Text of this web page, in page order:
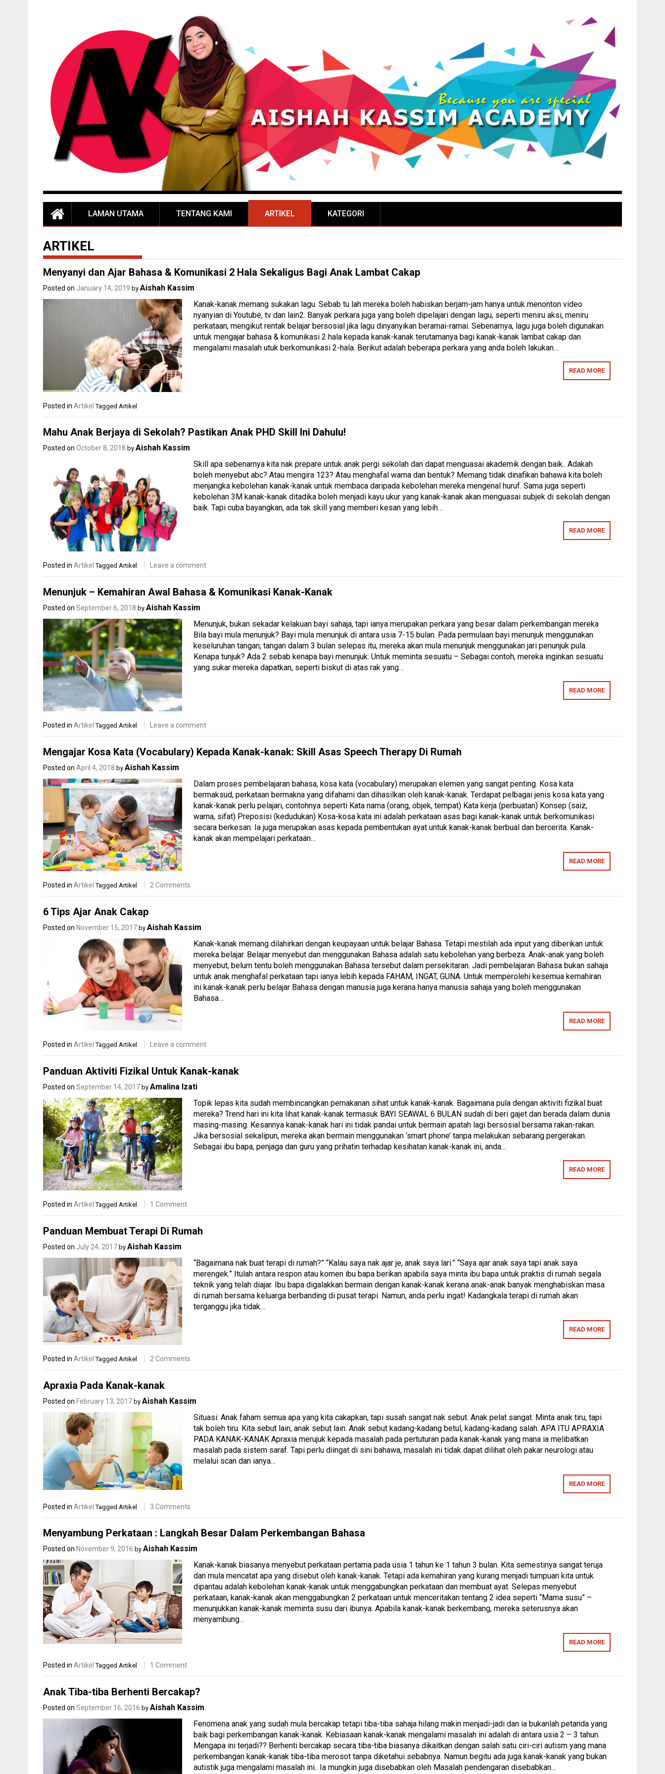
LAMAN UTAMA TENTANG KAMI ARTIKEL KATEGORI
ARTIKEL
Menyanyi dan Ajar Bahasa & Komunikasi 2 Hala Sekaligus Bagi Anak Lambat Cakap
Posted on January 14, 2019 by Aishah Kassim
Kanak-kanak memang sukakan lagu. Sebab tu lah mereka boleh habiskan berjam-jam hanya untuk menonton video
nyanyian di Youtube, tv dan lain2. Banyak perkara juga yang boleh dipelajari dengan lagu, seperti meniru aksi, meniru
perkataan, mengikut rentak belajar bersosial jika lagu dinyanyikan beramai-ramai. Sebenarnya, lagu juga boleh digunakan
untuk mengajar bahasa & komunikasi 2 hala kepada kanak-kanak terutamanya bagi kanak-kanak lambat cakap dan
mengalami masalah utuk berkomunikasi 2-hala. Berikut adalah beberapa perkara yang anda boleh lakukan…
READ MORE
Posted in Artikel Tagged Artikel
Mahu Anak Berjaya di Sekolah? Pastikan Anak PHD Skill Ini Dahulu!
Posted on October 8, 2018 by Aishah Kassim
Skill apa sebenarnya kita nak prepare untuk anak pergi sekolah dan dapat menguasai akademik dengan baik.. Adakah
boleh menyebut abc? Atau mengira 123? Atau menghafal warna dan bentuk? Memang tidak dinafikan bahawa kita boleh
menjangka kebolehan kanak-kanak untuk membaca daripada kebolehan mereka mengenal huruf. Sama juga seperti
kebolehan 3M kanak-kanak ditadika boleh menjadi kayu ukur yang kanak-kanak akan menguasai subjek di sekolah dengan
baik. Tapi cuba bayangkan, ada tak skill yang memberi kesan yang lebih…
READ MORE
Posted in Artikel Tagged Artikel Leave a comment
Menunjuk – Kemahiran Awal Bahasa & Komunikasi Kanak-Kanak
Posted on September 6, 2018 by Aishah Kassim
Menunjuk, bukan sekadar kelakuan bayi sahaja, tapi ianya merupakan perkara yang besar dalam perkembangan mereka
Bila bayi mula menunjuk? Bayi mula menunjuk di antara usia 7-15 bulan. Pada permulaan bayi menunjuk menggunakan
keseluruhan tangan, tangan dalam 3 bulan selepas itu, mereka akan mula menunjuk menggunakan jari penunjuk pula.
Kenapa tunjuk? Ada 2 sebab kenapa bayi menunjuk: Untuk meminta sesuatu – Sebagai contoh, mereka inginkan sesuatu
yang sukar mereka dapatkan, seperti biskut di atas rak yang…
READ MORE
Posted in Artikel Tagged Artikel Leave a comment
Mengajar Kosa Kata (Vocabulary) Kepada Kanak-kanak: Skill Asas Speech Therapy Di Rumah
Posted on April 4, 2018 by Aishah Kassim
Dalam proses pembelajaran bahasa, kosa kata (vocabulary) merupakan elemen yang sangat penting. Kosa kata
bermaksud, perkataan bermakna yang difahami dan dihasilkan oleh kanak-kanak. Terdapat pelbagai jenis kosa kata yang
kanak-kanak perlu pelajari, contohnya seperti Kata nama (orang, objek, tempat) Kata kerja (perbuatan) Konsep (saiz,
warna, sifat) Preposisi (kedudukan) Kosa-kosa kata ini adalah perkataan asas bagi kanak-kanak untuk berkomunikasi
secara berkesan. Ia juga merupakan asas kepada pembentukan ayat untuk kanak-kanak berbual dan bercerita. Kanak-
kanak akan mempelajari perkataan…
READ MORE
Posted in Artikel Tagged Artikel 2 Comments
6 Tips Ajar Anak Cakap
Posted on November 15, 2017 by Aishah Kassim
Kanak-kanak memang dilahirkan dengan keupayaan untuk belajar Bahasa. Tetapi mestilah ada input yang diberikan untuk
mereka belajar. Belajar menyebut dan menggunakan Bahasa adalah satu kebolehan yang berbeza. Anak-anak yang boleh
menyebut, belum tentu boleh menggunakan Bahasa tersebut dalam persekitaran. Jadi pembelajaran Bahasa bukan sahaja
untuk anak menghafal perkataan tapi ianya lebih kepada FAHAM, INGAT, GUNA. Untuk memperolehi kesemua kemahiran
ini kanak-kanak perlu belajar Bahasa dengan manusia juga kerana hanya manusia sahaja yang boleh menggunakan
Bahasa…
READ MORE
Posted in Artikel Tagged Artikel Leave a comment
Panduan Aktiviti Fizikal Untuk Kanak-kanak
Posted on September 14, 2017 by Amalina Izati
Topik lepas kita sudah membincangkan pemakanan sihat untuk kanak-kanak. Bagaimana pula dengan aktiviti fizikal buat
mereka? Trend hari ini kita lihat kanak-kanak termasuk BAYI SEAWAL 6 BULAN sudah di beri gajet dan berada dalam dunia
masing-masing. Kesannya kanak-kanak hari ini tidak pandai untuk bermain apatah lagi bersosial bersama rakan-rakan.
Jika bersosial sekalipun, mereka akan bermain menggunakan ‘smart phone’ tanpa melakukan sebarang pergerakan.
Sebagai ibu bapa, penjaga dan guru yang prihatin terhadap kesihatan kanak-kanak ini, anda…
READ MORE
Posted in Artikel Tagged Artikel 1 Comment
Panduan Membuat Terapi Di Rumah
Posted on July 24, 2017 by Aishah Kassim
“Bagaimana nak buat terapi di rumah?” “Kalau saya nak ajar je, anak saya lari.” “Saya ajar anak saya tapi anak saya
merengek.” Itulah antara respon atau komen ibu bapa berikan apabila saya minta ibu bapa untuk praktis di rumah segala
teknik yang telah diajar. Ibu bapa digalakkan bermain dengan kanak-kanak kerana anak-anak banyak menghabiskan masa
di rumah bersama keluarga berbanding di pusat terapi. Namun, anda perlu ingat! Kadangkala terapi di rumah akan
terganggu jika tidak…
READ MORE
Posted in Artikel Tagged Artikel 2 Comments
Apraxia Pada Kanak-kanak
Posted on February 13, 2017 by Aishah Kassim
Situasi: Anak faham semua apa yang kita cakapkan, tapi susah sangat nak sebut. Anak pelat sangat. Minta anak tiru, tapi
tak boleh tiru. Kita sebut lain, anak sebut lain. Anak sebut kadang-kadang betul, kadang-kadang salah. APA ITU APRAXIA
PADA KANAK-KANAK Apraxia merujuk kepada masalah pada pertuturan pada kanak-kanak yang mana ia melibatkan
masalah pada sistem saraf. Tapi perlu diingat di sini bahawa, masalah ini tidak dapat dilihat oleh pakar neurologi atau
melalui scan dan ianya…
READ MORE
Posted in Artikel Tagged Artikel 3 Comments
Menyambung Perkataan : Langkah Besar Dalam Perkembangan Bahasa
Posted on November 9, 2016 by Aishah Kassim
Kanak-kanak biasanya menyebut perkataan pertama pada usia 1 tahun ke 1 tahun 3 bulan. Kita semestinya sangat teruja
dan mula mencatat apa yang disebut oleh kanak-kanak. Tetapi ada kemahiran yang kurang menjadi tumpuan kita untuk
dipantau adalah kebolehan kanak-kanak untuk menggabungkan perkataan dan membuat ayat. Selepas menyebut
perkataan, kanak-kanak akan menggabungkan 2 perkataan untuk menceritakan tentang 2 idea seperti “Mama susu” –
menunjukkan kanak-kanak meminta susu dari ibunya. Apabila kanak-kanak berkembang, mereka seterusnya akan
menyambung…
READ MORE
Posted in Artikel Tagged Artikel 1 Comment
Anak Tiba-tiba Berhenti Bercakap?
Posted on September 16, 2016 by Aishah Kassim
Fenomena anak yang sudah mula bercakap tetapi tiba-tiba sahaja hilang makin menjadi-jadi dan ia bukanlah petanda yang
baik bagi perkembangan kanak-kanak. Kebiasaan kanak-kanak mengalami masalah ini adalah di antara usia 2 – 3 tahun.
Mengapa ini terjadi?? Berhenti bercakap secara tiba-tiba biasanya dikaitkan dengan salah satu ciri-ciri autism yang mana
perkembangan kanak-kanak tiba-tiba merosot tanpa diketahui sebabnya. Namun begitu ada juga kanak-kanak yang bukan
autistik juga mengalami masalah ini.. Ia mungkin juga disebabkan oleh Masalah pendengaran disebabkan…